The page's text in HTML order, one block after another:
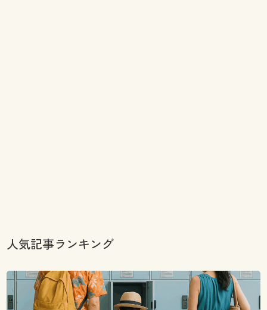
人気記事ランキング